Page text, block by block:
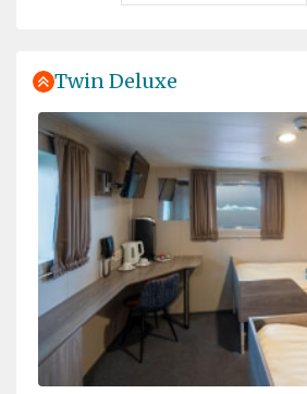
Twin Deluxe